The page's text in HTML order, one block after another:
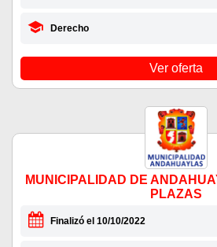
Derecho
Ver oferta
MUNICIPALIDAD DE
PLAZAS
Finalizó el 10/10/2022